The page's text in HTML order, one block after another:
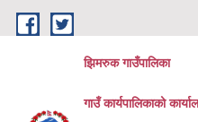
Skip to main content
झिमरुक गाउँपालिका
गाउँ कार्यपालिकाको